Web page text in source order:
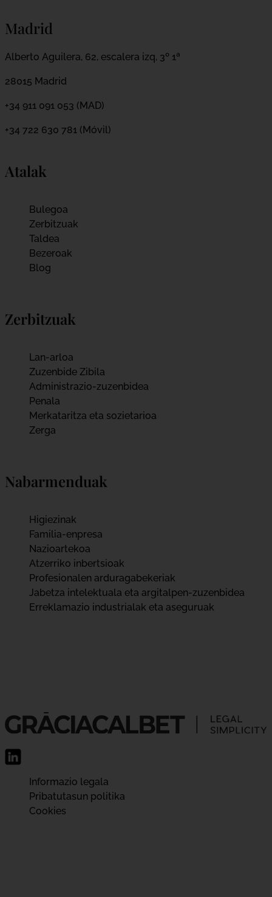
Madrid
Alberto Aguilera, 62, escalera izq, 3º 1ª
28015 Madrid
+34 911 091 053 (MAD)
+34 722 630 781 (Móvil)
Atalak
Bulegoa
Zerbitzuak
Taldea
Bezeroak
Blog
Zerbitzuak
Lan-arloa
Zuzenbide Zibila
Administrazio-zuzenbidea
Penala
Merkataritza eta sozietarioa
Zerga
Nabarmenduak
Higiezinak
Familia-enpresa
Nazioartekoa
Atzerriko inbertsioak
Profesionalen arduragabekeriak
Jabetza intelektuala eta argitalpen-zuzenbidea
Erreklamazio industrialak eta aseguruak
Informazio legala
Pribatutasun politika
Cookies